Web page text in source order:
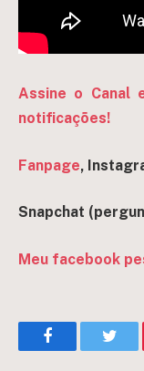
Assine o Canal
notificações!
Fanpage,
Snapchat (pergun
Meu facebook
Facebook